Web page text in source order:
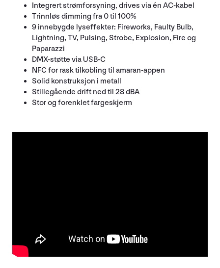
Integrert strømforsyning, drives via én AC-kabel
Trinnløs dimming fra 0 til 100%
9 innebygde lyseffekter: Fireworks, Faulty Bulb,
Lightning, TV, Pulsing, Strobe, Explosion, Fire og
Paparazzi
DMX-støtte via USB-C
NFC for rask tilkobling til amaran-appen
Solid konstruksjon i metall
Stillegående drift ned til 28 dBA
Stor og forenklet fargeskjerm